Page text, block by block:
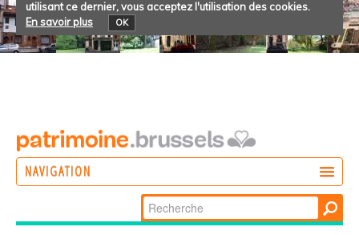
utilisant ce dernier, vous acceptez l'utilisation des cookies.
En savoir plus
OK
NAVIGATION
Chercher par
Recherche